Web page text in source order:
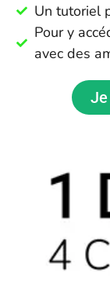
Un tutoriel
Pour y
avec des